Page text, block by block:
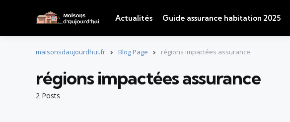
Actualités Guide assurance habitation 2025
maisonsdaujourdhui.fr Blog Page régions impactées assurance
2 Posts
régions impactées assurance